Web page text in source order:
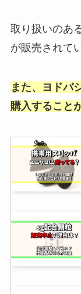
取り扱いのあ
が販売されて
また、ヨドバ
購入すること